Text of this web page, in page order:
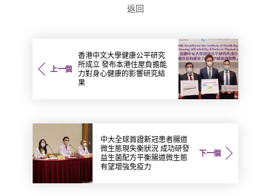
返回
上一個
香港中文大學健康公平研究
所成立 發布本港住屋負擔能
力對身心健康的影響研究結
果
下一個
中大全球首證新冠患者腸道
微生態現失衡狀況 成功研發
益生菌配方平衡腸道微生態
有望增強免疫力